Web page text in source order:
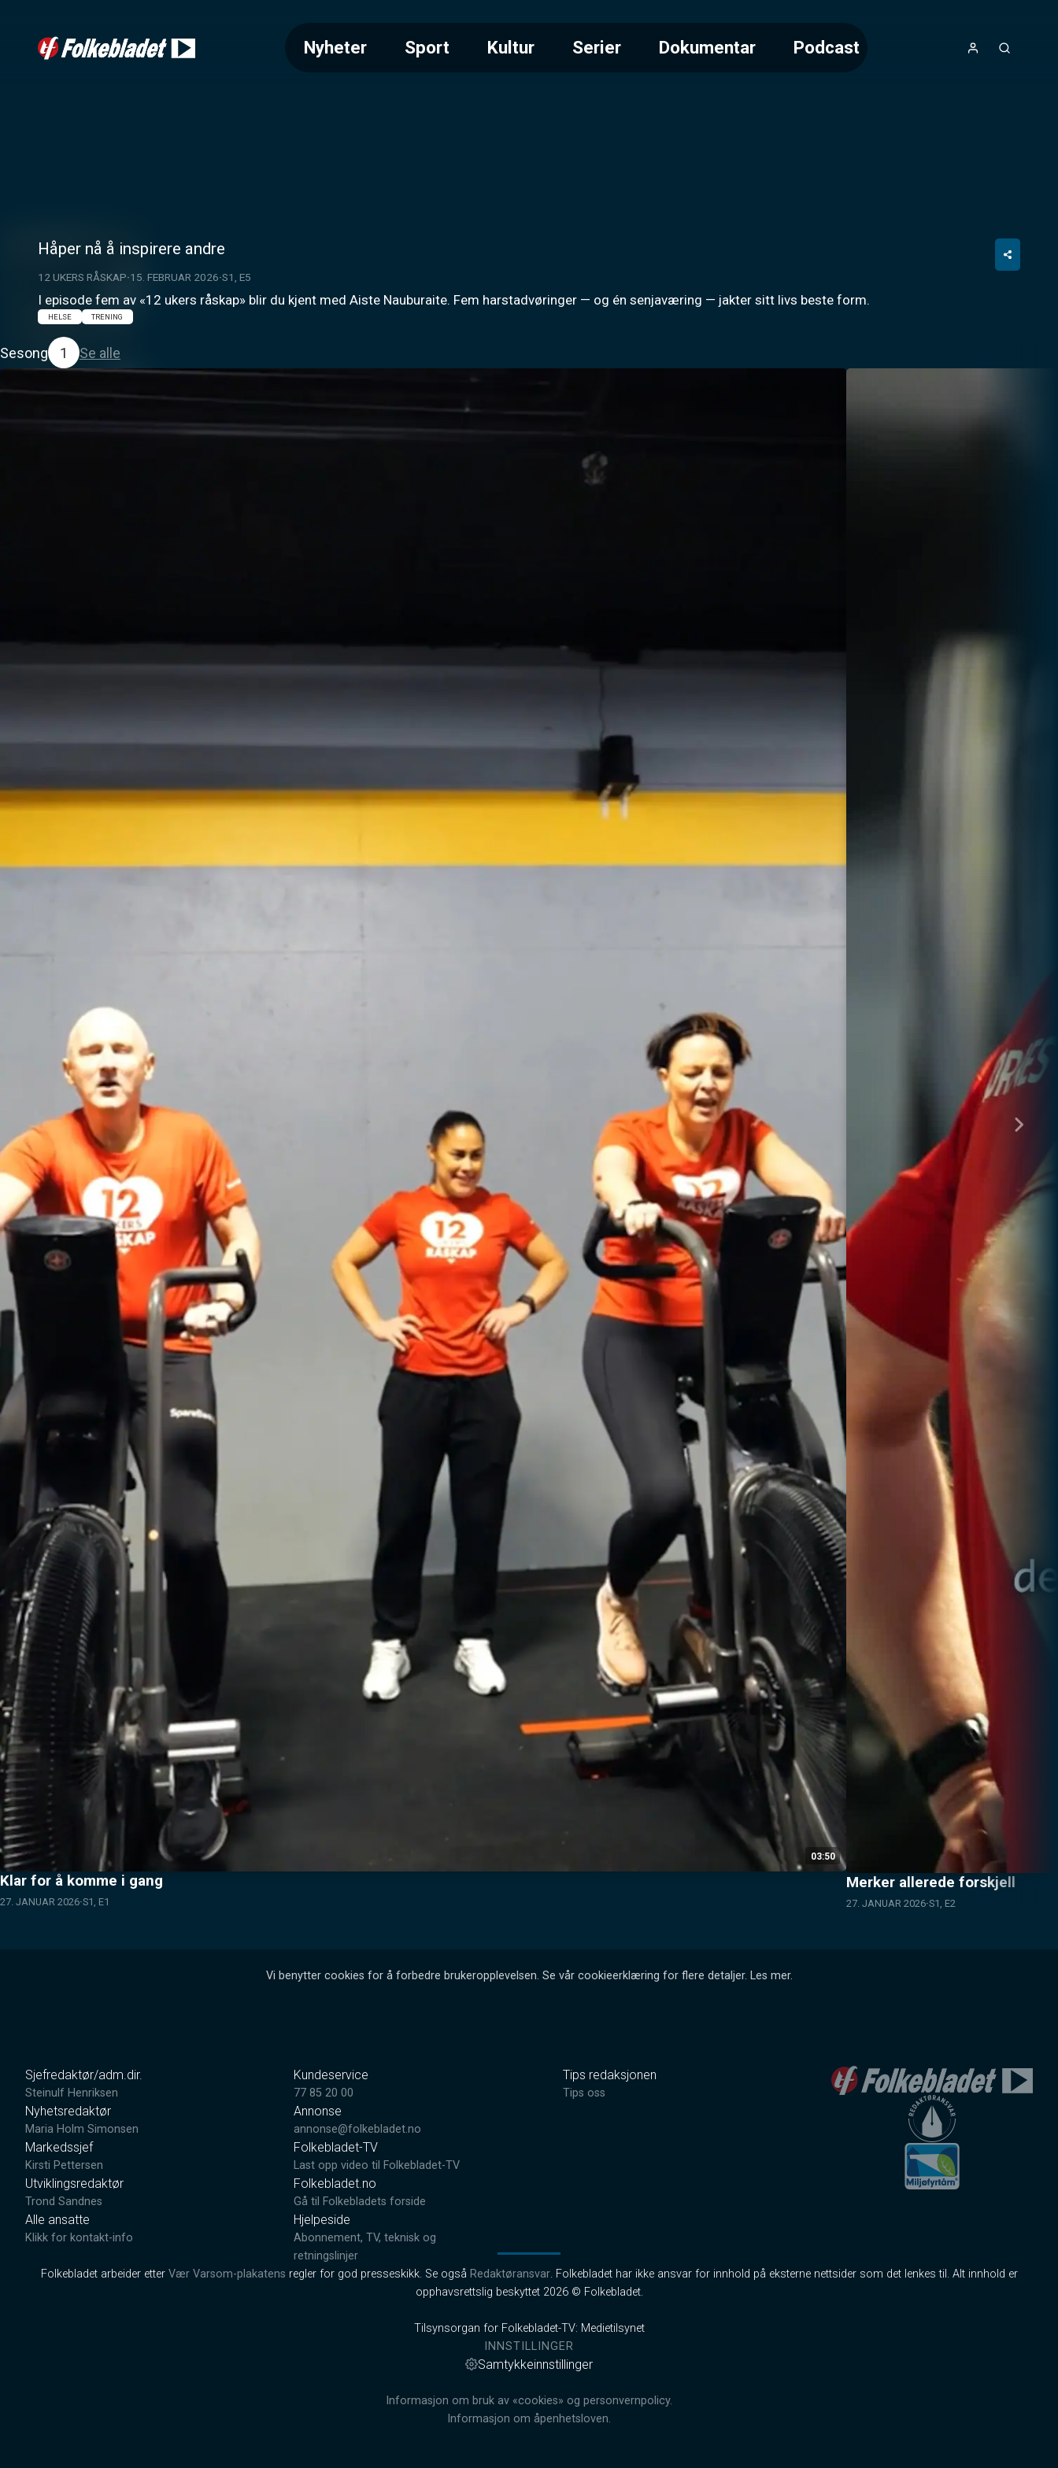
Nyheter Sport Kultur Serier Dokumentar Podcast
Håper nå å inspirere andre
12 UKERS RÅSKAP 15. FEBRUAR 2026 S1, E5
I episode fem av «12 ukers råskap» blir du kjent med Aiste Nauburaite. Fem harstadvøringer — og én senjaværing — jakter sitt livs beste form.
HELSE TRENING
Sesong 1 Se alle
03:50
Klar for å komme i gang
27. JANUAR 2026 S1, E1
Merker allerede forskjell
27. JANUAR 2026 S1, E2
Vi benytter cookies for å forbedre brukeropplevelsen. Se vår cookieerklæring for flere detaljer. Les mer.
Sjefredaktør/adm.dir.
Steinulf Henriksen
Nyhetsredaktør
Maria Holm Simonsen
Markedssjef
Kirsti Pettersen
Utviklingsredaktør
Trond Sandnes
Alle ansatte
Klikk for kontakt-info
Kundeservice
77 85 20 00
Annonse
annonse@folkebladet.no
Folkebladet-TV
Last opp video til Folkebladet-TV
Folkebladet.no
Gå til Folkebladets forside
Hjelpeside
Abonnement, TV, teknisk og
retningslinjer
Tips redaksjonen
Tips oss
Folkebladet arbeider etter Vær Varsom-plakatens regler for god presseskikk. Se også Redaktøransvar. Folkebladet har ikke ansvar for innhold på eksterne nettsider som det lenkes til. Alt innhold er
opphavsrettslig beskyttet 2026 © Folkebladet.
Tilsynsorgan for Folkebladet-TV: Medietilsynet
INNSTILLINGER
Samtykkeinnstillinger
Informasjon om bruk av «cookies» og personvernpolicy.
Informasjon om åpenhetsloven.